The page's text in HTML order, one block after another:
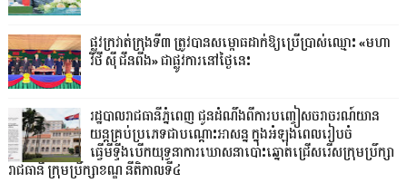
ផ្លូវក្រវាត់ក្រុងទី៣ ត្រូវបានសម្ពោធដាក់ឱ្យប្រើប្រាស់ឈ្មោះ «មហា
វិថី ស៊ី ជីនពីង» ជាផ្លូវការនៅថ្ងៃនេះ
រដ្ឋបាលរាជធានីភ្នំពេញ ជូនដំណឹងពីការបញ្ចៀសចរាចរណ៍យាន
យន្តគ្រប់ប្រភេទជាបណ្តោះអាសន្ន ក្នុងអំឡុងពេលរៀបចំ
ធ្វើមីទ្ទីងបើកយុទ្ធនាការឃោសនាបោះឆ្នោតជ្រើសរើសក្រុមប្រឹក្សា
រាជធានី ក្រុមប្រឹក្សាខណ្ឌ នីតិកាលទី៤